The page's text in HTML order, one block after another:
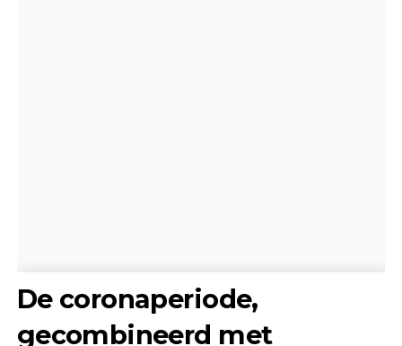
De coronaperiode,
gecombineerd met